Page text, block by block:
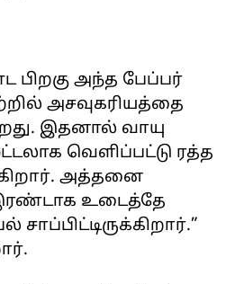
அந்த பேப்பர்
அசவுகரியத்தை
இதனால் வாயு
வெளிப்பட்டு ரத்த
அத்தனை
உடைத்தே